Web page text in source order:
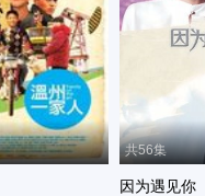
共56集
因为遇见你